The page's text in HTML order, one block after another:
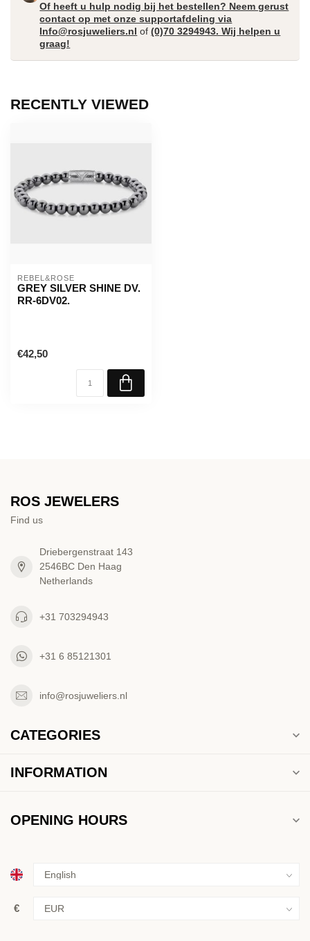
Of heeft u hulp nodig bij het bestellen? Neem gerust
contact op met onze supportafdeling via
Info@rosjuweliers.nl of(0)70 3294943. Wij helpen u
graag!
RECENTLY VIEWED
REBEL&ROSE
GREY SILVER SHINE DV.
RR-6DV02.
€42,50
ROS JEWELERS
Find us
Driebergenstraat 143
2546BC Den Haag
Netherlands
+31 703294943
+31 6 85121301
info@rosjuweliers.nl
CATEGORIES
INFORMATION
OPENING HOURS
€